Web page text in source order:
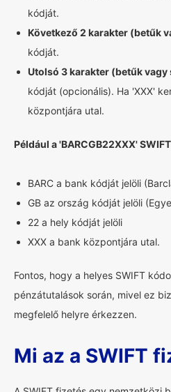
kódját.
Következő 2 karakter (betűk
kódját.
Utolsó 3 karakter (betűk vagy
kódját (opcionális). Ha 'XXX'
központjára utal.
Például a 'BARCGB22XXX'
BARC a bank kódját jelöli
GB az ország kódját jelöli
22 a hely kódját jelöli
XXX a bank központjára utal.
Fontos, hogy a helyes SWIFT
pénzátutalások során, mivel ez
megfelelő helyre érkezzen.
Mi az a SWIFT